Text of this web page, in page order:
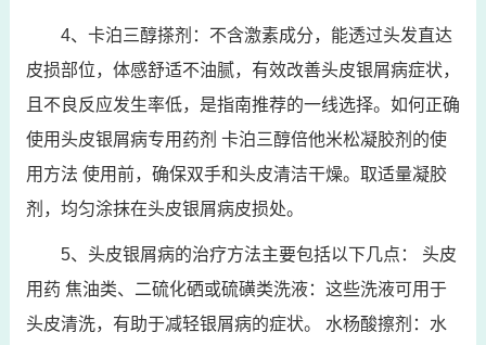
4、卡泊三醇搽剂：不含激素成分，能透过头发直达
皮损部位，体感舒适不油腻，有效改善头皮银屑病症状，
且不良反应发生率低，是指南推荐的一线选择。如何正确
使用头皮银屑病专用药剂 卡泊三醇倍他米松凝胶剂的使
用方法 使用前，确保双手和头皮清洁干燥。取适量凝胶
剂，均匀涂抹在头皮银屑病皮损处。
5、头皮银屑病的治疗方法主要包括以下几点： 头皮
用药 焦油类、二硫化硒或硫磺类洗液：这些洗液可用于
头皮清洗，有助于减轻银屑病的症状。 水杨酸擦剂：水